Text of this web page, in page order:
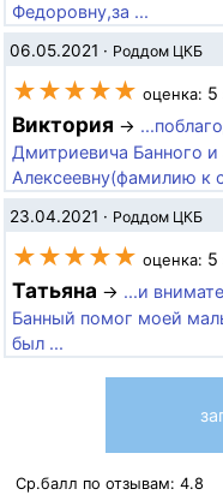
Федоровну,за ...
06.05.2021 · Роддом ЦКБ
★★★★★ оценка: 5
Виктория →
Дмитриевича Банного
Алексеевну(фамилию к
23.04.2021 · Роддом ЦКБ
★★★★★ оценка: 5
Татьяна → ...и
Банный помог моей
был ...
Ср.балл по отзывам: 4.8